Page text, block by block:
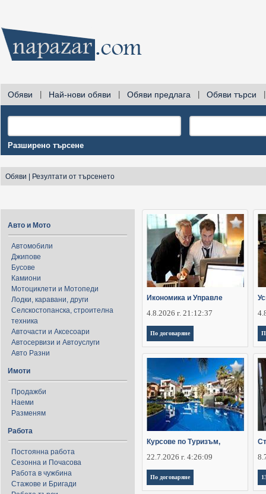
Обяви Най-нови обяви Обяви предлага Обяви търси
Разширено търсене
Обяви Резултати от търсенето
Авто и Мото
Автомобили
Джипове
Бусове
Камиони
Мотоциклети и Мотопеди
Лодки, каравани, други
Селскостопанска, строителна
техника
Авточасти и Аксесоари
Автосервизи и Автоуслуги
Авто Разни
Имоти
Продажби
Наеми
Разменям
Работа
Постоянна работа
Сезонна и Почасова
Работа в чужбина
Стажове и Бригади
Икономика и Управле
4.8.2026 г. 21:12:37
По договаряне
Курсове по Туризъм,
22.7.2026 г. 4:26:09
По договаряне